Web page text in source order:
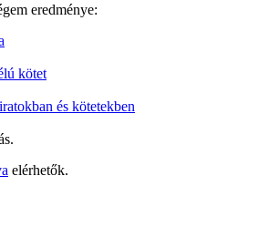
eredménye:
kötet
és kötetekben
elérhetők.